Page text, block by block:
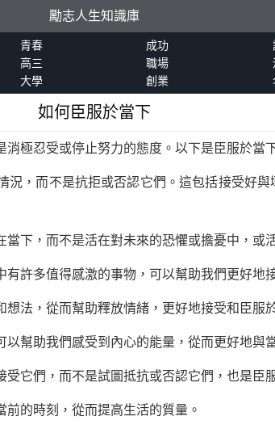
勵志人生知識庫
青春 成功
高三 職場
大學 創業
如何臣服於當下
極忍受或停止努力的態度。以下是臣服於當
況，而不是抗拒或否認它們。這包括接受好
下，而不是活在對未來的恐懼或擔憂中，或
許多值得感激的事物，可以幫助我們更好地
法，從而幫助釋放情緒，更好地接受和臣服
幫助我們感受到內心的能量，從而更好地與
它們，而不是試圖抵抗或否認它們，也是臣
的時刻，從而提高生活的質量。